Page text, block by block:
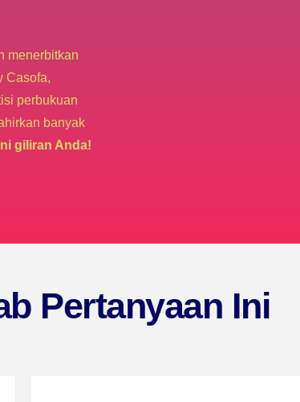
menerbitkan
Casofa,
perbukuan
banyak
giliran Anda!
Pertanyaan Ini